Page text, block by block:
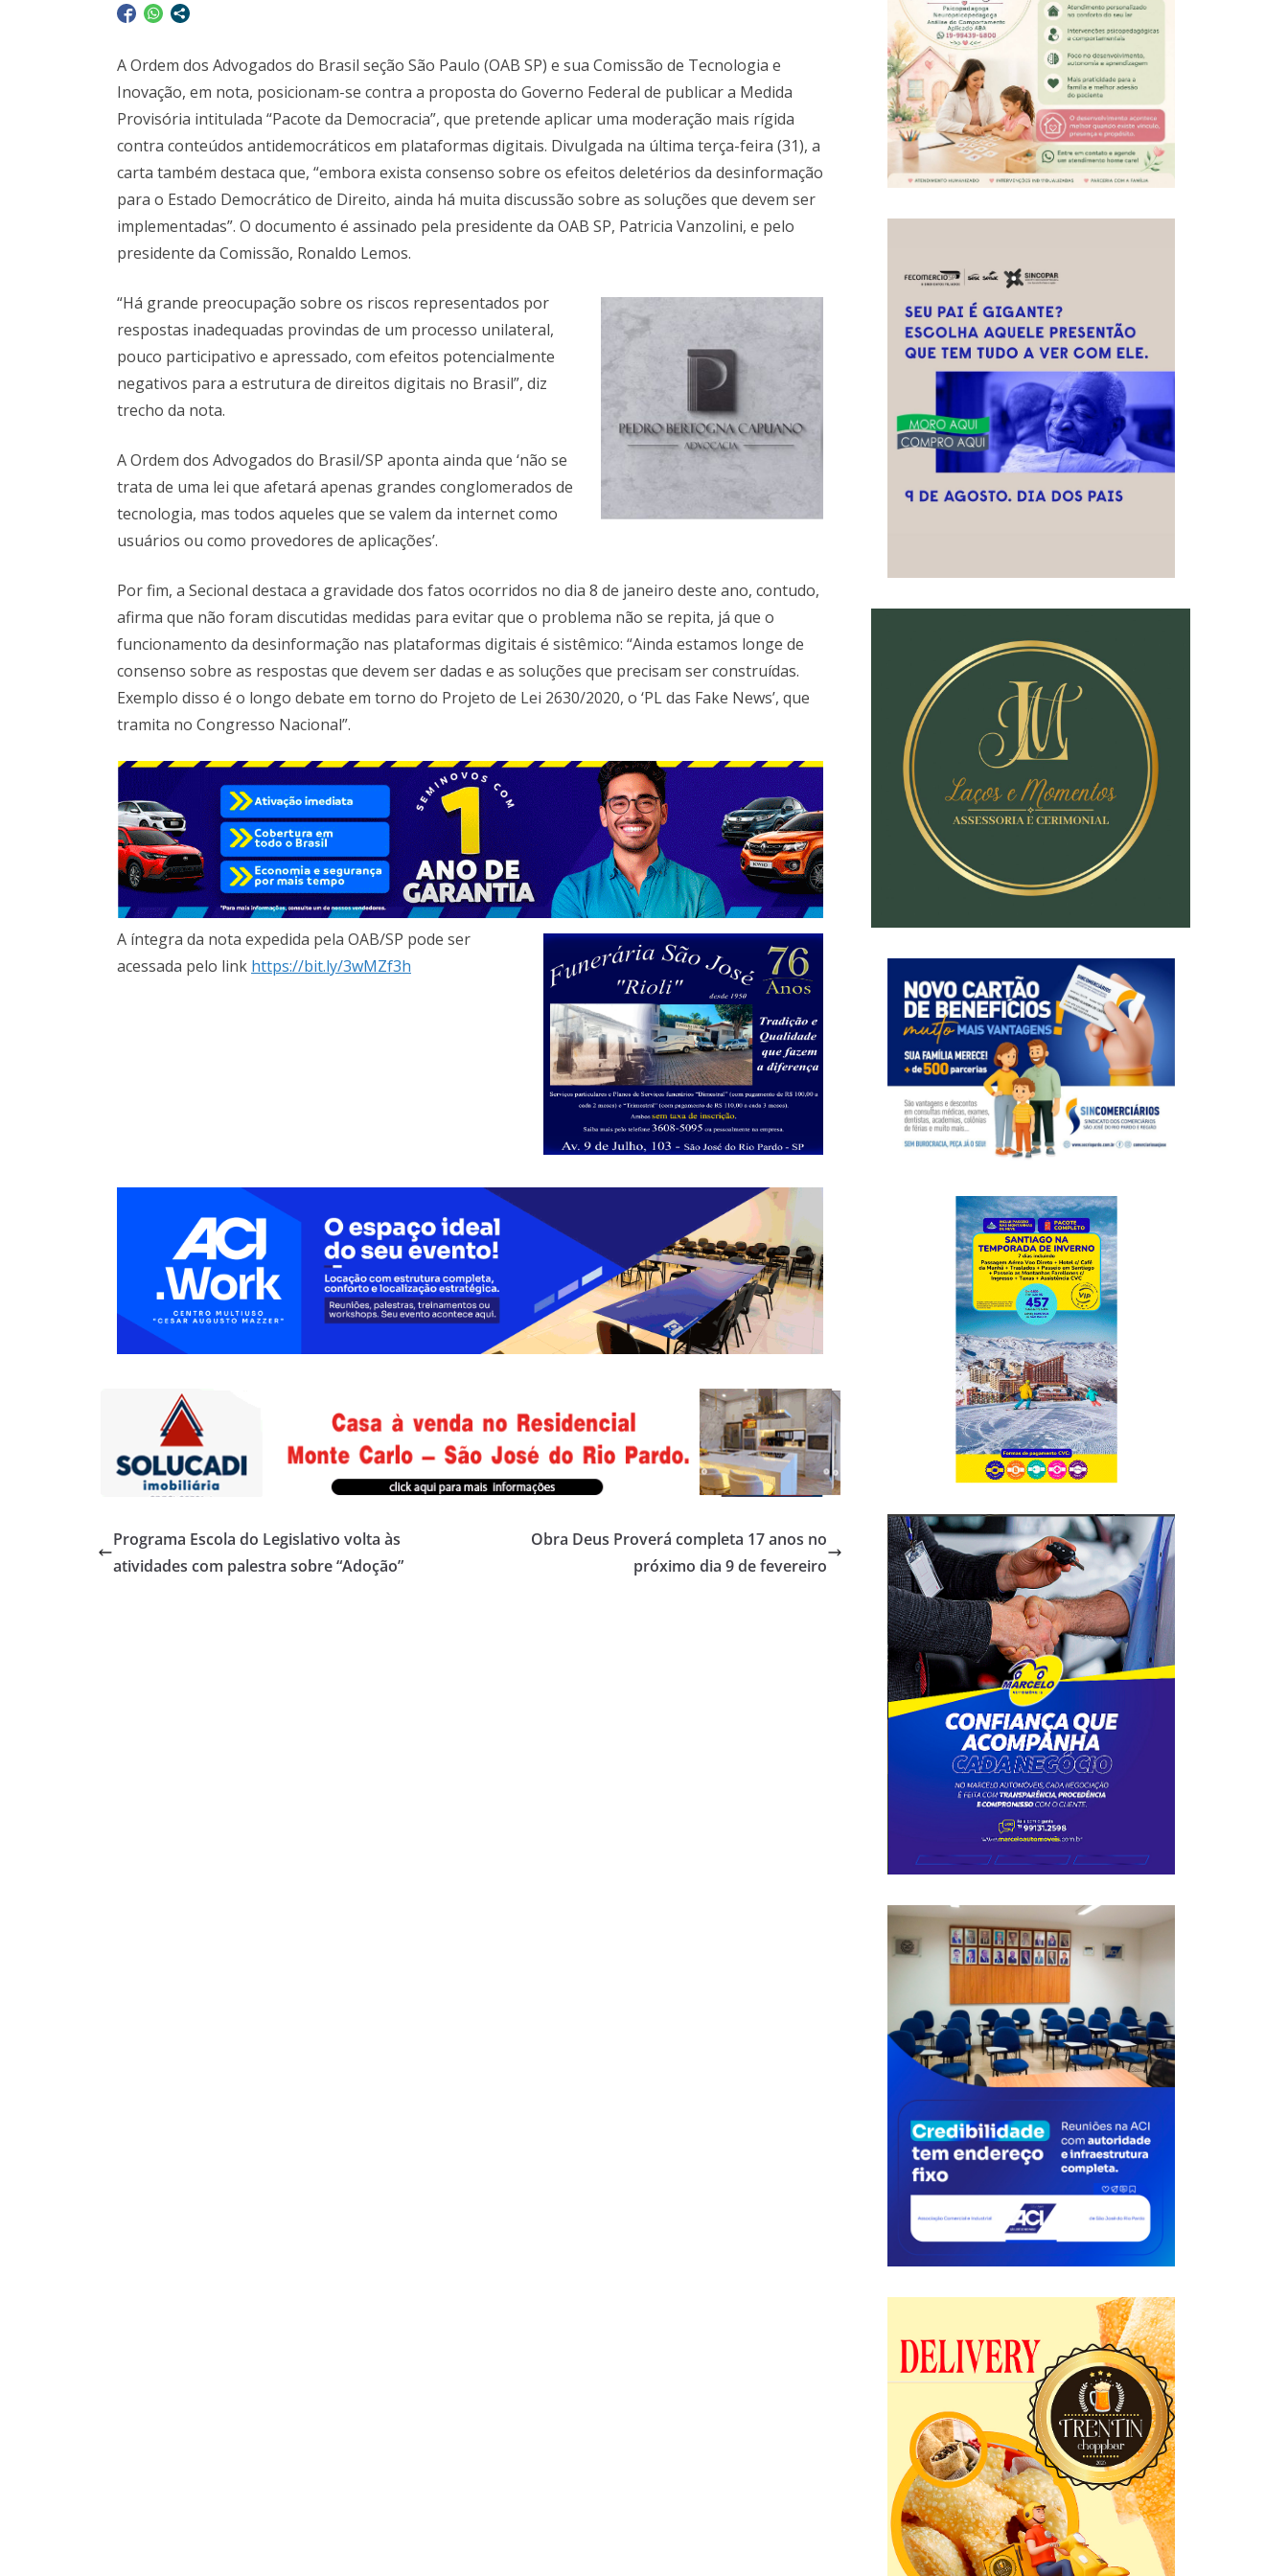
A Ordem dos Advogados do Brasil seção São Paulo (OAB SP) e sua Comissão de Tecnologia e
Inovação, em nota, posicionam-se contra a proposta do Governo Federal de publicar a Medida
Provisória intitulada “Pacote da Democracia”, que pretende aplicar uma moderação mais rígida
contra conteúdos antidemocráticos em plataformas digitais. Divulgada na última terça-feira (31), a
carta também destaca que, “embora exista consenso sobre os efeitos deletérios da desinformação
para o Estado Democrático de Direito, ainda há muita discussão sobre as soluções que devem ser
implementadas”. O documento é assinado pela presidente da OAB SP, Patricia Vanzolini, e pelo
presidente da Comissão, Ronaldo Lemos.
“Há grande preocupação sobre os riscos representados por
respostas inadequadas provindas de um processo unilateral,
pouco participativo e apressado, com efeitos potencialmente
negativos para a estrutura de direitos digitais no Brasil”, diz
trecho da nota.
A Ordem dos Advogados do Brasil/SP aponta ainda que ‘não se
trata de uma lei que afetará apenas grandes conglomerados de
tecnologia, mas todos aqueles que se valem da internet como
usuários ou como provedores de aplicações’.
Por fim, a Secional destaca a gravidade dos fatos ocorridos no dia 8 de janeiro deste ano, contudo,
afirma que não foram discutidas medidas para evitar que o problema não se repita, já que o
funcionamento da desinformação nas plataformas digitais é sistêmico: “Ainda estamos longe de
consenso sobre as respostas que devem ser dadas e as soluções que precisam ser construídas.
Exemplo disso é o longo debate em torno do Projeto de Lei 2630/2020, o ‘PL das Fake News’, que
tramita no Congresso Nacional”.
A íntegra da nota expedida pela OAB/SP pode ser
acessada pelo link https://bit.ly/3wMZf3h
Programa Escola do Legislativo volta às
atividades com palestra sobre “Adoção”
Obra Deus Proverá completa 17 anos no
próximo dia 9 de fevereiro